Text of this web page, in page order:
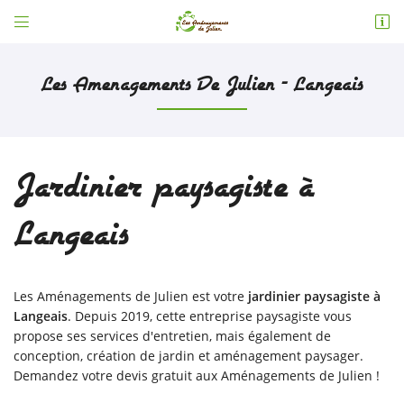
 
06 30 16 31 89
En cochant cette case, vous consentez à recevoir nos propositions commerciales à
l'adresse email indiqué ci-dessus. Vous pouvez vous désinscrire à tout moment en
utilisantle formulaire de désinscription.
Inscription
Les Amenagements De Julien - Langeais
Jardinier paysagiste à
Langeais
Les Aménagements de Julien est votre jardinier paysagiste à
Langeais. Depuis 2019, cette entreprise paysagiste vous
propose ses services d'entretien, mais également de
conception, création de jardin et aménagement paysager.
Demandez votre devis gratuit aux Aménagements de Julien !